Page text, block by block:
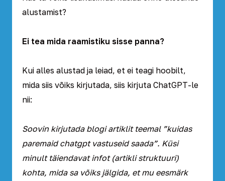
alustamist?
Ei tea mida raamistiku sisse panna?
Kui alles alustad ja leiad, et ei teagi hoobilt,
mida siis võiks kirjutada, siis kirjuta ChatGPT-le
nii:
Soovin kirjutada blogi artiklit teemal ”kuidas
paremaid chatgpt vastuseid saada”. Küsi
minult täiendavat infot (artikli struktuuri)
kohta, mida sa võiks jälgida, et mu eesmärk